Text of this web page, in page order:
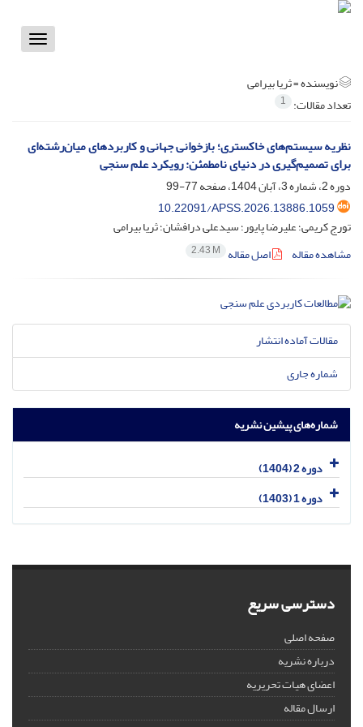
Toggle
نویسنده =ثریا بیرامی
تعداد مقالات: 1
نظریه سیستم‌های خاکستری؛ بازخوانی جهانی و کاربردهای میان‌رشته‌ای
برای تصمیم‌گیری در دنیای نامطمئن: رویکرد علم سنجی
دوره 2، شماره 3، آبان 1404، صفحه
77-99
10.22091/APSS.2026.13886.1059
تورج کریمی؛ علیرضا پایور؛ سیدعلی درافشان؛ ثریا بیرامی
مشاهده مقاله
اصل مقاله 2.43 M
مقالات آماده انتشار
شماره جاری
شماره‌های پیشین نشریه
دوره 2 (1404)
دوره 1 (1403)
دسترسی سریع
صفحه اصلی
درباره نشریه
اعضای هیات تحریریه
ارسال مقاله